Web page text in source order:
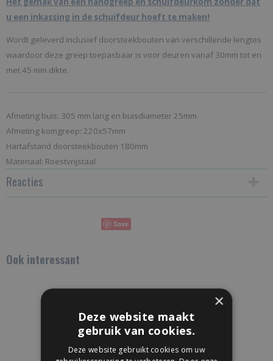
u een inkassing in de schuifdeur hoeft te maken!
Wordt geleverd inclusief doorsteekbouten van verschillende lengtes
waardoor deze greep toepasbaar is voor deuren vanaf 30mm tot en
met 45 mm dikte.
Afmeting buis: 305 mm lang en buisdiameter 25mm
Afmeting komgreep: 220x57mm
Hartafstand doorsteekbouten 180mm
Materiaal: Roestvrijstaal
Reacties
Save
Ook interessant
×
Deze website maakt
gebruik van cookies.
Deze website gebruikt cookies om uw